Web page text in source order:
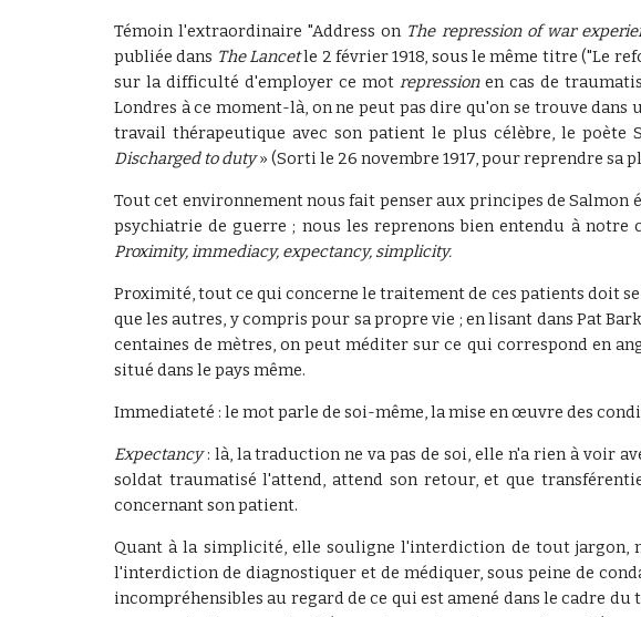
Témoin l'extraordinaire "Address on The repression of war
publiée dans The Lancetle 2 février 1918, sous le même titre ("Le
sur la difficulté d'employer ce motrepressionen cas de
Londres à ce moment-là, on ne peut pas dire qu'on se trouve
travail thérapeutique avec son patient le plus célèbre, le poète
Discharged to duty» (Sorti le 26 novembre 1917, pour reprendre sa
Tout cet environnement nous fait penser aux principes de Salmon
psychiatrie de guerre ; nous les reprenons bien entendu à
Proximity, immediacy, expectancy, simplicity.
Proximité, tout ce qui concerne le traitement de ces patients doit
que les autres, y compris pour sa propre vie ; en lisant dans Pat
centaines de mètres, on peut méditer sur ce qui correspond en
situé dans le pays même.
Immediateté : le mot parle de soi-même, la mise en œuvre des
Expectancy: là, la traduction ne va pas de soi, elle n'a rien à voir
soldat traumatisé l'attend, attend son retour, et que
concernant son patient.
Quant à la simplicité, elle souligne l'interdiction de tout jargon,
l'interdiction de diagnostiquer et de médiquer, sous peine de
incompréhensibles au regard de ce qui est amené dans le cadre